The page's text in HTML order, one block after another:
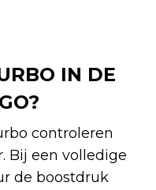
IN DE
controleren
Bij een volledige
de boostdruk